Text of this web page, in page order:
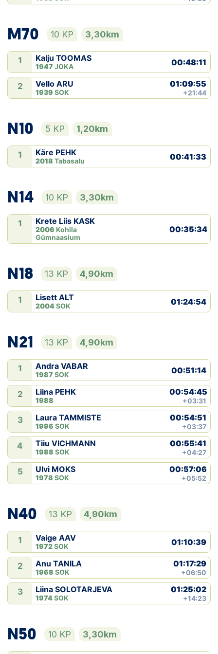
M70 10 KP 3,30km
1 Kalju TOOMAS
1947 JOKA 00:48:11
2 Vello ARU
1939 SOK
01:09:55
+21:44
N10 5 KP 1,20km
1 Käre PEHK
2018 Tabasalu 00:41:33
N14 10 KP 3,30km
1 Krete Liis KASK
2006 Kohila
Gümnaasium
00:35:34
N18 13 KP 4,90km
1 Lisett ALT
2004SOK 01:24:54
N21 13 KP 4,90km
1 Andra VABAR
1987 SOK 00:51:14
2 Liina PEHK
1988
00:54:45
+03:31
3 Laura TAMMISTE
1996 SOK
00:54:51
+03:37
4 Tiiu VICHMANN
1988 SOK
00:55:41
+04:27
5 Ulvi MOKS
1978 SOK
00:57:06
+05:52
N40 13 KP 4,90km
1 Vaige AAV
1972SOK 01:10:39
2 Anu TANILA
1968 SOK
01:17:29
+06:50
3 Liina SOLOTARJEVA
1974SOK
01:25:02
+14:23
N50 10 KP 3,30km